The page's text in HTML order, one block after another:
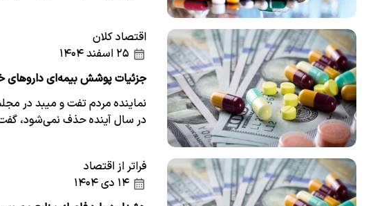
اقتصاد کلان
جزئیات پوشش بیمه‌ای داروهای خاص/ادامه
نماینده مردم تفت و میبد در
در سال آینده حذف نمی‌شود،
فراتر از اقتصاد